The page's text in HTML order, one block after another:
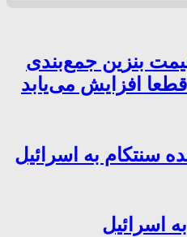
بنزین جمع‌بندی
افزایش می‌یابد
سنتکام به اسرائیل
اسرائیل